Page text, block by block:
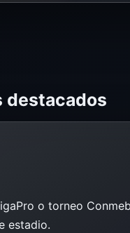
destacados
o torneo
estadio.